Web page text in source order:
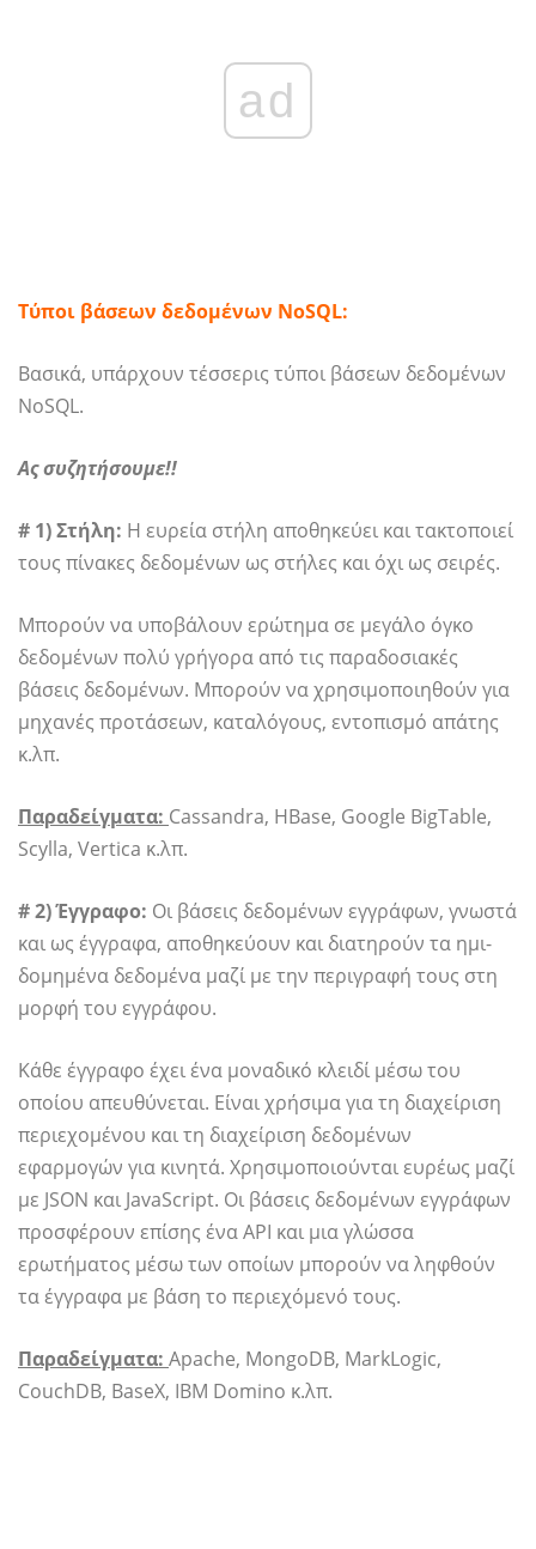
ad
Τύποι βάσεων δεδομένων NoSQL:
Βασικά, υπάρχουν τέσσερις τύποι βάσεων δεδομένων
NoSQL.
Ας συζητήσουμε!!
# 1) Στήλη: Η ευρεία στήλη αποθηκεύει και τακτοποιεί
τους πίνακες δεδομένων ως στήλες και όχι ως σειρές.
Μπορούν να υποβάλουν ερώτημα σε μεγάλο όγκο
δεδομένων πολύ γρήγορα από τις παραδοσιακές
βάσεις δεδομένων. Μπορούν να χρησιμοποιηθούν για
μηχανές προτάσεων, καταλόγους, εντοπισμό απάτης
κ.λπ.
Παραδείγματα: Cassandra, HBase, Google BigTable,
Scylla, Vertica κ.λπ.
# 2) Έγγραφο: Οι βάσεις δεδομένων εγγράφων, γνωστά
και ως έγγραφα, αποθηκεύουν και διατηρούν τα ημι-
δομημένα δεδομένα μαζί με την περιγραφή τους στη
μορφή του εγγράφου.
Κάθε έγγραφο έχει ένα μοναδικό κλειδί μέσω του
οποίου απευθύνεται. Είναι χρήσιμα για τη διαχείριση
περιεχομένου και τη διαχείριση δεδομένων
εφαρμογών για κινητά. Χρησιμοποιούνται ευρέως μαζί
με JSON και JavaScript. Οι βάσεις δεδομένων εγγράφων
προσφέρουν επίσης ένα API και μια γλώσσα
ερωτήματος μέσω των οποίων μπορούν να ληφθούν
τα έγγραφα με βάση το περιεχόμενό τους.
Παραδείγματα: Apache, MongoDB, MarkLogic,
CouchDB, BaseX, IBM Domino κ.λπ.